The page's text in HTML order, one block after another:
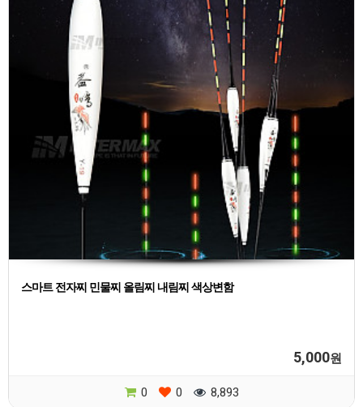
스마트 전자찌 민물찌 올림찌 내림찌 색상변함
5,000원
0 0 8,893